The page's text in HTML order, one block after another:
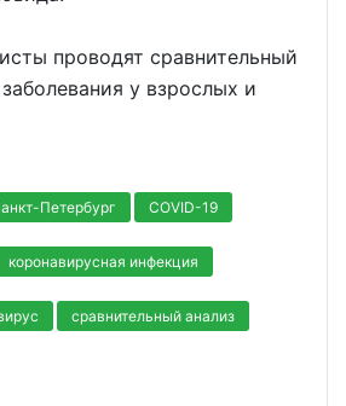
проводят сравнительный
у взрослых и
Петербург COVID-19
коронавирусная инфекция
сравнительный анализ